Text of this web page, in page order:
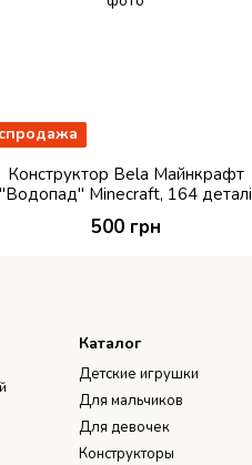
Конструктор Bela Майнкрафт
"Водопад" Minecraft, 164 деталі
500 грн
Каталог
Детские игрушки
Для мальчиков
Для девочек
Конструкторы